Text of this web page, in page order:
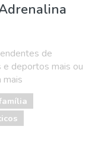
de
e deportos mais ou
mais